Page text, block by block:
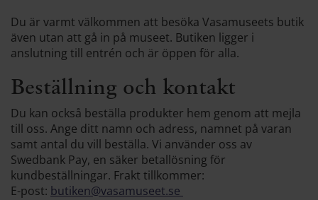
Du är varmt välkommen att besöka Vasamuseets butik
även utan att gå in på museet. Butiken ligger i
anslutning till entrén och är öppen för alla.
Beställning och kontakt
Du kan också beställa produkter hem genom att mejla
till oss. Ange ditt namn och adress, namnet på varan
samt antal du vill beställa. Vi använder oss av
Swedbank Pay, en säker betallösning för
kundbeställningar. Frakt tillkommer:
E-post: butiken@vasamuseet.se